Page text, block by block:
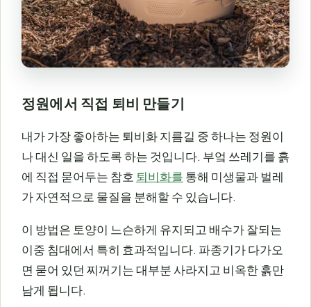
정원에서 직접 퇴비 만들기
내가 가장 좋아하는 퇴비화 지름길 중 하나는 정원이
나 대신 일을 하도록 하는 것입니다. 부엌 쓰레기를 흙
에 직접 묻어두는 참호 퇴비화를 통해 미생물과 벌레
가 자연적으로 물질을 분해할 수 있습니다.
이 방법은 토양이 느슨하게 유지되고 배수가 잘되는
이중 침대에서 특히 효과적입니다. 파종기가 다가오
면 묻어 있던 찌꺼기는 대부분 사라지고 비옥한 흙만
남게 됩니다.